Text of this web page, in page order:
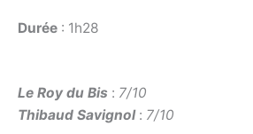
Durée : 1h28
Le Roy du Bis : 7/10
Thibaud Savignol: 7/10